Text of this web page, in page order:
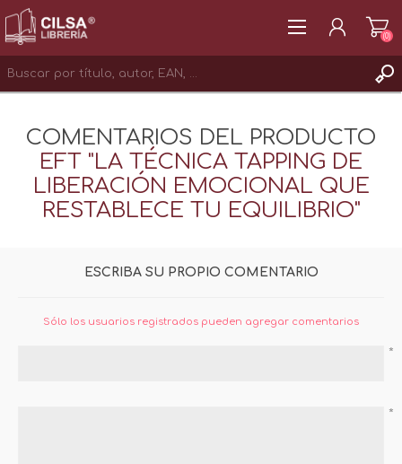
INICIAR SESIÓN
(0)
COMENTARIOS DEL PRODUCTO
EFT "LA TÉCNICA TAPPING DE
LIBERACIÓN EMOCIONAL QUE
RESTABLECE TU EQUILIBRIO"
ESCRIBA SU PROPIO COMENTARIO
Sólo los usuarios registrados pueden agregar comentarios
*
*